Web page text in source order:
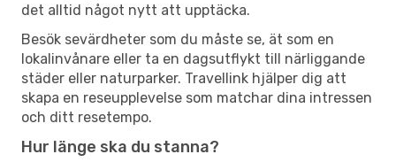
det alltid något nytt att upptäcka.
Besök sevärdheter som du måste se, ät som en
lokalinvånare eller ta en dagsutflykt till närliggande
städer eller naturparker. Travellink hjälper dig att
skapa en reseupplevelse som matchar dina intressen
och ditt resetempo.
Hur länge ska du stanna?